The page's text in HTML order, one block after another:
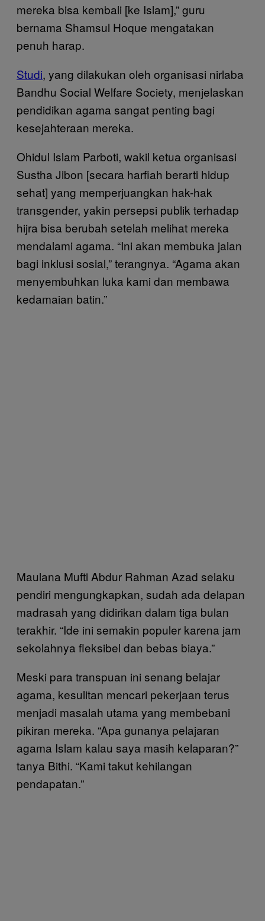
mereka bisa kembali [ke Islam],” guru
bernama Shamsul Hoque mengatakan
penuh harap.
Studi, yang dilakukan oleh organisasi nirlaba
Bandhu Social Welfare Society, menjelaskan
pendidikan agama sangat penting bagi
kesejahteraan mereka.
Ohidul Islam Parboti, wakil ketua organisasi
Sustha Jibon [secara harfiah berarti hidup
sehat] yang memperjuangkan hak-hak
transgender, yakin persepsi publik terhadap
hijra bisa berubah setelah melihat mereka
mendalami agama. “Ini akan membuka jalan
bagi inklusi sosial,” terangnya. “Agama akan
menyembuhkan luka kami dan membawa
kedamaian batin.”
Maulana Mufti Abdur Rahman Azad selaku
pendiri mengungkapkan, sudah ada delapan
madrasah yang didirikan dalam tiga bulan
terakhir. “Ide ini semakin populer karena jam
sekolahnya fleksibel dan bebas biaya.”
Meski para transpuan ini senang belajar
agama, kesulitan mencari pekerjaan terus
menjadi masalah utama yang membebani
pikiran mereka. “Apa gunanya pelajaran
agama Islam kalau saya masih kelaparan?”
tanya Bithi. “Kami takut kehilangan
pendapatan.”